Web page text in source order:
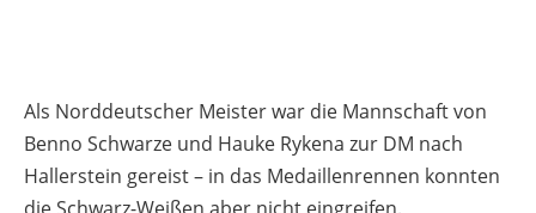
Als Norddeutscher Meister war die Mannschaft von
Benno Schwarze und Hauke Rykena zur DM nach
Hallerstein gereist – in das Medaillenrennen konnten